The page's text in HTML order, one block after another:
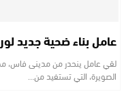
عامل بناء ضحية جديد
لقي عامل ينحدر من مدينى فاس،
الصويرة، التي تستفيد من…